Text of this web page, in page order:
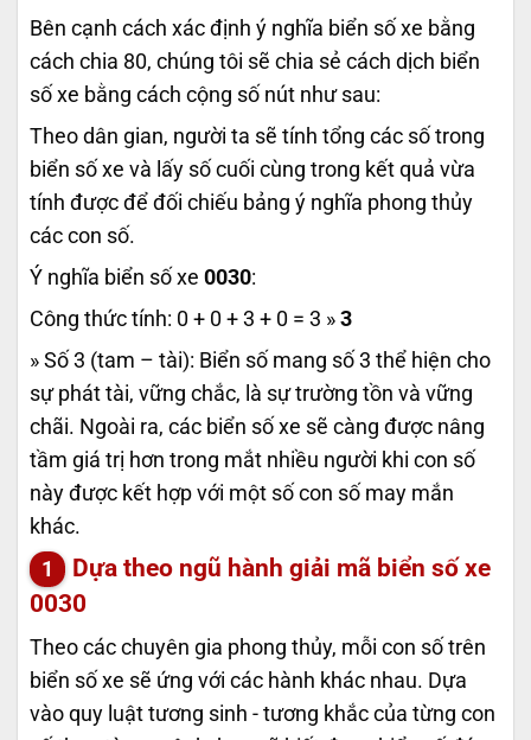
Bên cạnh cách xác định ý nghĩa biển số xe bằng
cách chia 80, chúng tôi sẽ chia sẻ cách dịch biển
số xe bằng cách cộng số nút như sau:
Theo dân gian, người ta sẽ tính tổng các số trong
biển số xe và lấy số cuối cùng trong kết quả vừa
tính được để đối chiếu bảng ý nghĩa phong thủy
các con số.
Ý nghĩa biển số xe 0030:
Công thức tính: 0 + 0 + 3 + 0 = 3 » 3
» Số 3 (tam – tài): Biển số mang số 3 thể hiện cho
sự phát tài, vững chắc, là sự trường tồn và vững
chãi. Ngoài ra, các biển số xe sẽ càng được nâng
tầm giá trị hơn trong mắt nhiều người khi con số
này được kết hợp với một số con số may mắn
khác.
Dựa theo ngũ hành giải mã biển số xe
0030
Theo các chuyên gia phong thủy, mỗi con số trên
biển số xe sẽ ứng với các hành khác nhau. Dựa
vào quy luật tương sinh - tương khắc của từng con